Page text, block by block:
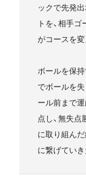
ックで先発
トを、相手
がコースを
ボールを保
でボールを
ール前まで
点し、無失
に取り組ん
に繋げていき